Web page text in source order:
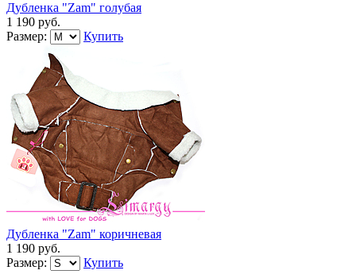
Дубленка "Zam" голубая
1 190 руб.
Размер:
Купить
Дубленка "Zam" коричневая
1 190 руб.
Размер:
Купить